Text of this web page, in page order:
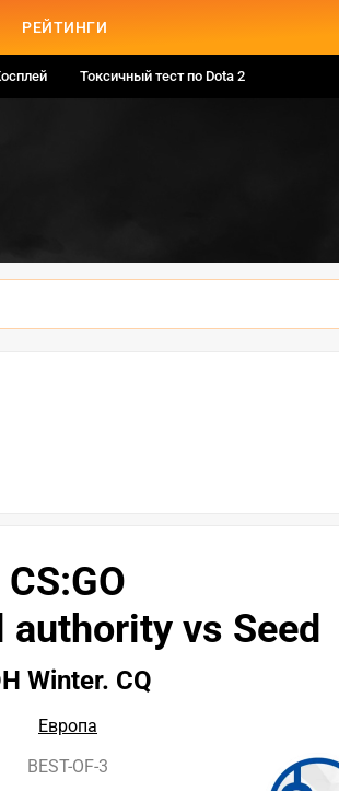
РЕЙТИНГИ
Токсичный тест по Dota 2
CS:GO
vs Seed
Winter. CQ
Европа
BEST-OF-3